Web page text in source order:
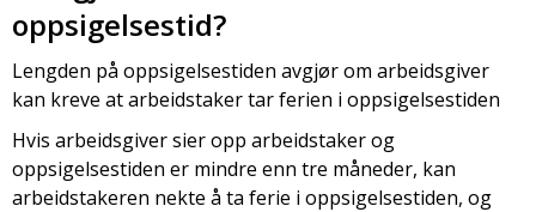
oppsigelsestid?
Lengden på oppsigelsestiden avgjør om arbeidsgiver
kan kreve at arbeidstaker tar ferien i oppsigelsestiden
Hvis arbeidsgiver sier opp arbeidstaker og
oppsigelsestiden er mindre enn tre måneder, kan
arbeidstakeren nekte å ta ferie i oppsigelsestiden, og